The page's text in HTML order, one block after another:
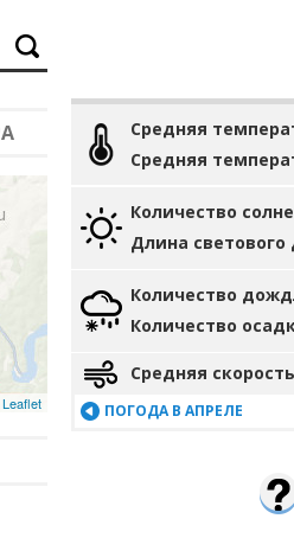
Leaflet
Средняя
Средняя
Количество
Длина светового
Количество
Количество
Средняя
ПОГОДА В АПРЕЛЕ